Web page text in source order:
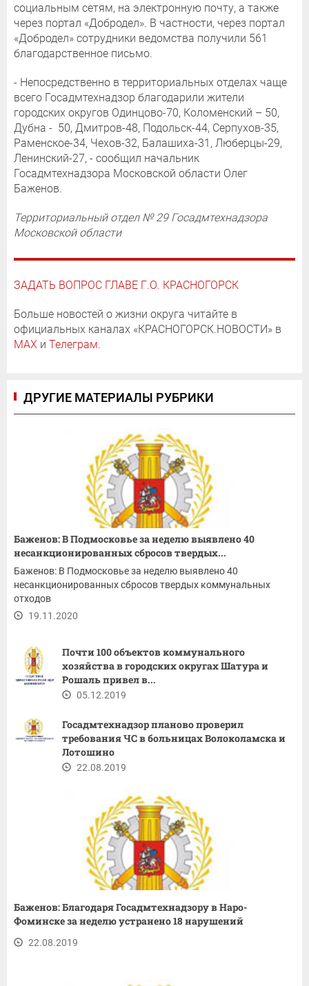
социальным сетям, на электронную почту, а также
через портал «Добродел». В частности, через портал
«Добродел» сотрудники ведомства получили 561
благодарственное письмо.
- Непосредственно в территориальных отделах чаще
всего Госадмтехнадзор благодарили жители
городских округов Одинцово-70, Коломенский – 50,
Дубна - 50, Дмитров-48, Подольск-44, Серпухов-35,
Раменское-34, Чехов-32, Балашиха-31, Люберцы-29,
Ленинский-27, - сообщил начальник
Госадмтехнадзора Московской области Олег
Баженов.
Территориальный отдел № 29 Госадмтехнадзора
Московской области
ЗАДАТЬ ВОПРОС ГЛАВЕ Г.О. КРАСНОГОРСК
Больше новостей о жизни округа читайте в
официальных каналах «КРАСНОГОРСК.НОВОСТИ» в
MAX и Телеграм.
ДРУГИЕ МАТЕРИАЛЫ РУБРИКИ
Баженов: В Подмосковье за неделю выявлено 40
несанкционированных сбросов твердых...
Баженов: В Подмосковье за неделю выявлено 40
несанкционированных сбросов твердых коммунальных
отходов
19.11.2020
Почти 100 объектов коммунального
хозяйства в городских округах Шатура и
Рошаль привел в...
05.12.2019
Госадмтехнадзор планово проверил
требования ЧС в больницах Волоколамска и
Лотошино
22.08.2019
Баженов: Благодаря Госадмтехнадзору в Наро-
Фоминске за неделю устранено 18 нарушений
22.08.2019